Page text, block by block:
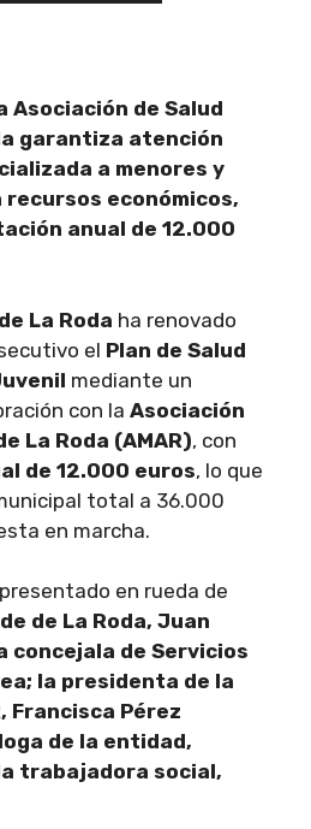
Asociación de Salud
garantiza atención
a menores y
económicos,
anual de 12.000
La Roda ha renovado
el Plan de Salud
mediante un
con la Asociación
La Roda (AMAR), con
de 12.000 euros, lo que
total a 36.000
en marcha.
en rueda de
de La Roda, Juan
concejala de Servicios
la presidenta de la
Francisca Pérez
de la entidad,
trabajadora social,